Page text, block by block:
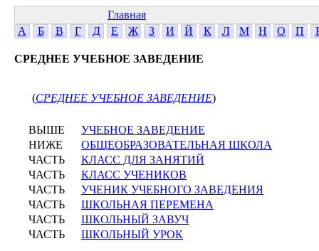
Главная
А
Б В Г Д Е Ж З И Й К Л М Н О П
СРЕДНЕЕ УЧЕБНОЕ ЗАВЕДЕНИЕ
(СРЕДНЕЕ УЧЕБНОЕ ЗАВЕДЕНИЕ)
ВЫШЕ
УЧЕБНОЕ ЗАВЕДЕНИЕ
НИЖЕ
ОБЩЕОБРАЗОВАТЕЛЬНАЯ ШКОЛА
ЧАСТЬ
КЛАСС ДЛЯ ЗАНЯТИЙ
ЧАСТЬ
КЛАСС УЧЕНИКОВ
ЧАСТЬ
УЧЕНИК УЧЕБНОГО ЗАВЕДЕНИЯ
ЧАСТЬ
ШКОЛЬНАЯ ПЕРЕМЕНА
ЧАСТЬ
ШКОЛЬНЫЙ ЗАВУЧ
ЧАСТЬ
ШКОЛЬНЫЙ УРОК